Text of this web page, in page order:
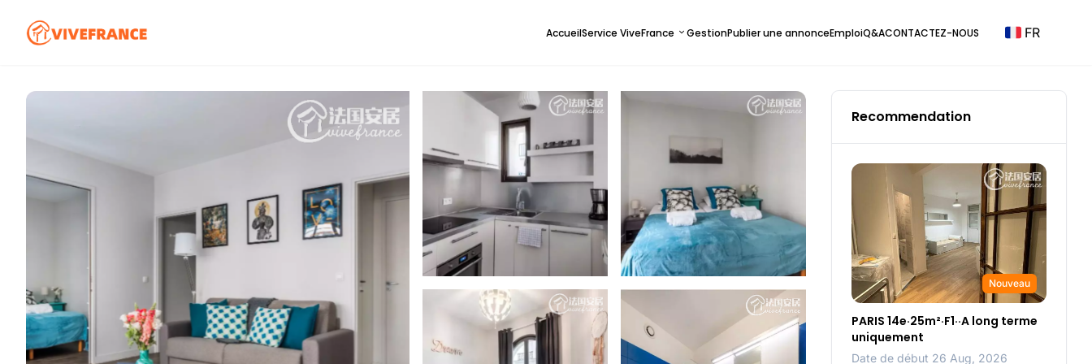
AccueilService ViveFrance GestionPublier une annonceEmploiQ&ACONTACTEZ-NOUS FR
Recommendation
Nouveau
PARIS 14e·25m²·F1··A long terme
uniquement
Date de début 26 Aug, 2026